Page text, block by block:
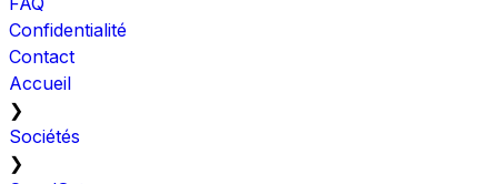
Confidentialité
Contact
Accueil
❯
Sociétés
❯